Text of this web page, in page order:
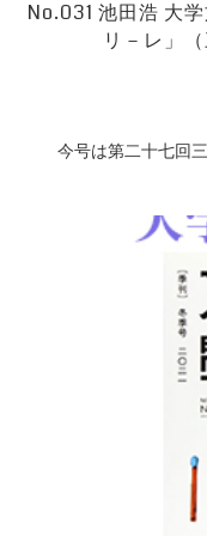
No.031 池田浩 大
リ－レ」
今号は第二十七回